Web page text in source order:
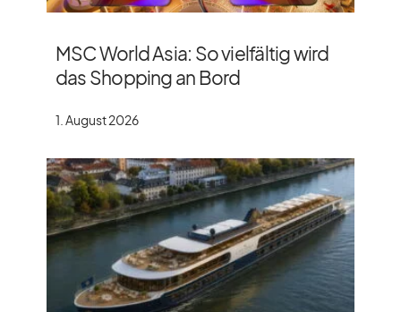
MSC World Asia: So vielfältig wird
das Shopping an Bord
1. August 2026